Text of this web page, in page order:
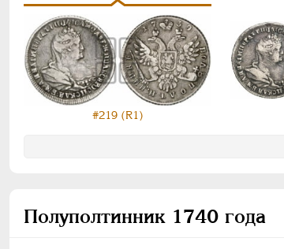
#219 (R1)
Полуполтинник 1740 года